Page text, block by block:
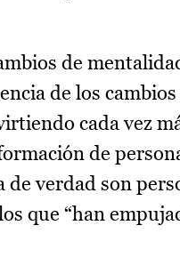
de
de los
cada vez
de
verdad son
que “han